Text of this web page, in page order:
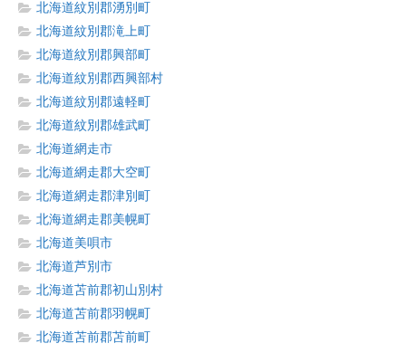
北海道紋別郡湧別町
北海道紋別郡滝上町
北海道紋別郡興部町
北海道紋別郡西興部村
北海道紋別郡遠軽町
北海道紋別郡雄武町
北海道網走市
北海道網走郡大空町
北海道網走郡津別町
北海道網走郡美幌町
北海道美唄市
北海道芦別市
北海道苫前郡初山別村
北海道苫前郡羽幌町
北海道苫前郡苫前町